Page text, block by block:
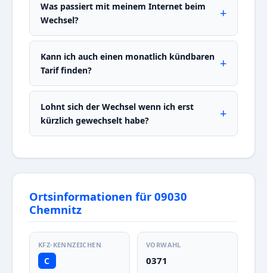
Was passiert mit meinem Internet beim
Wechsel?
Kann ich auch einen monatlich kündbaren
Tarif finden?
Lohnt sich der Wechsel wenn ich erst
kürzlich gewechselt habe?
Ortsinformationen für 09030
Chemnitz
KFZ-KENNZEICHEN
C
VORWAHL
0371